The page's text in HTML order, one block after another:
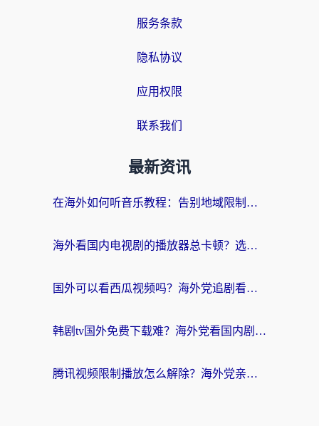
服务条款
隐私协议
应用权限
联系我们
最新资讯
在海外如何听音乐教程：告别地域限制，随时听见国内的声音
海外看国内电视剧的播放器总卡顿？选对回国加速器才是关键
国外可以看西瓜视频吗？海外党追剧看片的终极解决方案
韩剧tv国外免费下载难？海外党看国内剧的加速器选择指南（附实用技巧）
腾讯视频限制播放怎么解除？海外党亲测有效的回国加速指南